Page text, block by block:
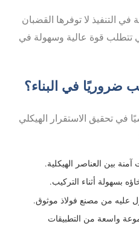
في التنفيذ لا توفرها القضبان
تتطلب قوة عالية وسهولة في
ضروريًا في البناء؟
في تحقيق الاستقرار الهيكلي
بين العناصر الهيكلية.
بسهولة أثناء التركيب.
عليه من مصنع فولاذ موثوق.
واسعة من التطبيقات